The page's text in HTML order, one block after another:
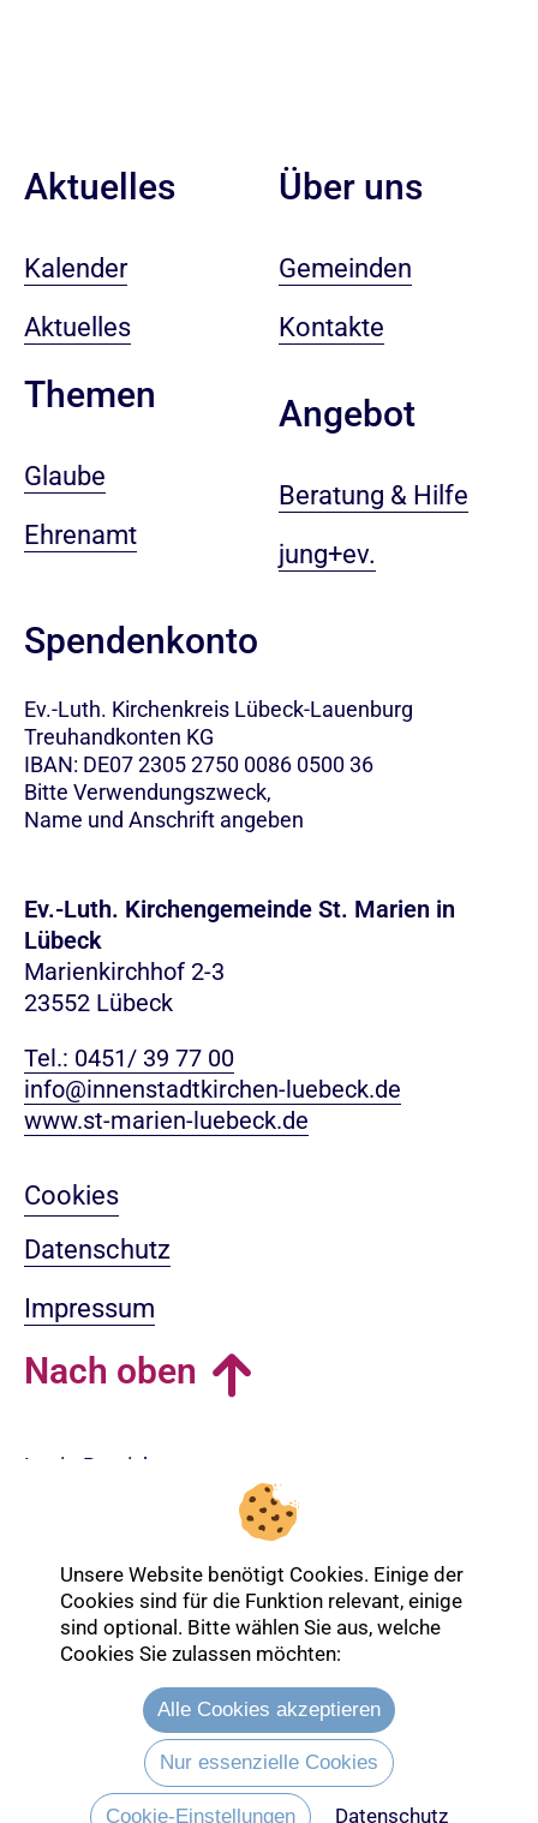
Aktuelles
Kalender
Aktuelles
Themen
Glaube
Ehrenamt
Über uns
Gemeinden
Kontakte
Angebot
Beratung & Hilfe
jung+ev.
Spendenkonto
Ev.-Luth. Kirchenkreis Lübeck-Lauenburg
Treuhandkonten KG
IBAN: DE07 2305 2750 0086 0500 36
Bitte Verwendungszweck,
Name und Anschrift angeben
Ev.-Luth. Kirchengemeinde St. Marien in
Lübeck
Marienkirchhof 2-3
23552 Lübeck
Tel.: 0451/ 39 77 00
info@innenstadtkirchen-luebeck.de
www.st-marien-luebeck.de
Cookies
Datenschutz
Impressum
Nach oben
Login-Bereich
Unsere Website benötigt Cookies. Einige der
Cookies sind für die Funktion relevant, einige
sind optional. Bitte wählen Sie aus, welche
Cookies Sie zulassen möchten:
Alle Cookies akzeptieren
Nur essenzielle Cookies
Cookie-Einstellungen Datenschutz